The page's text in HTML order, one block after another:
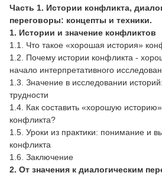
Часть 1. Истории конфликта,
переговоры: концепты и техники.
1. Истории и значение конфликтов
1.1. Что такое «хорошая история»
1.2. Почему истории конфликта -
начало интерпретативного
1.3. Значение в исследовании
трудности
1.4. Как составить «хорошую
конфликта?
1.5. Уроки из практики: понимание и
конфликта
1.6. Заключение
2. От значения к диалогическим